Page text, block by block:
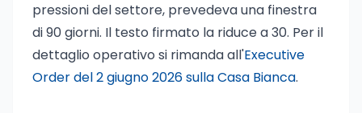
pressioni del settore, prevedeva una finestra
di 90 giorni. Il testo firmato la riduce a 30. Per il
dettaglio operativo si rimanda all'Executive
Order del 2 giugno 2026 sulla Casa Bianca.